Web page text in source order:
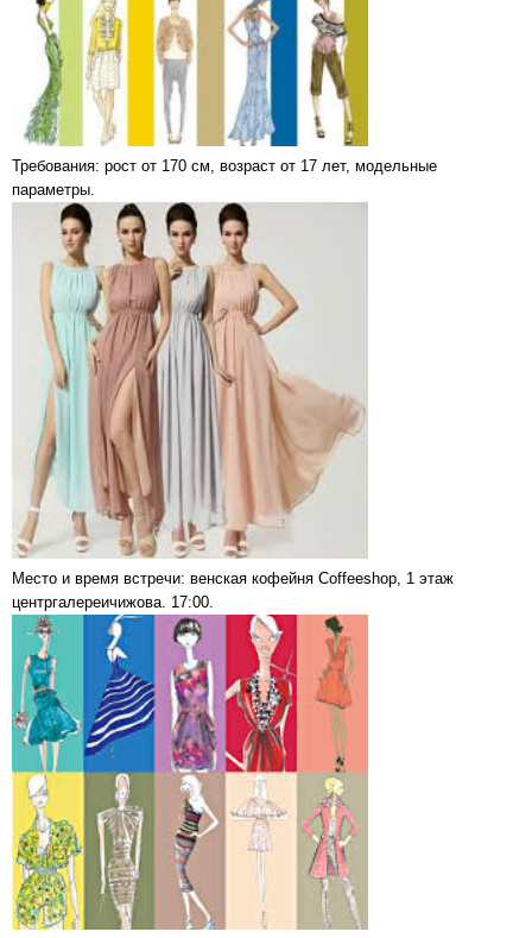
Требования: рост от 170 см, возраст от 17 лет, модельные
параметры.
Место и время встречи: венская кофейня Coffeeshop, 1 этаж
центргалереичижова. 17:00.